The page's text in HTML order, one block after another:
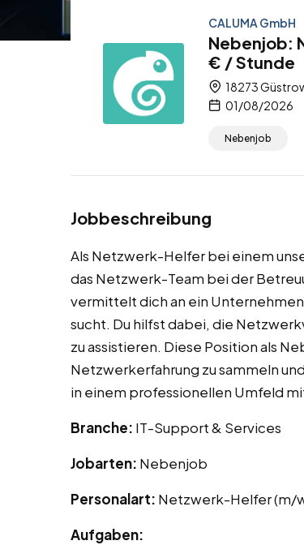
CALUMA GmbH
Nebenjob:
€ / Stunde
18273
01/08/2026
Nebenjob
Jobbeschreibung
Als Netzwerk-Helfer bei einem
das Netzwerk-Team bei der
vermittelt dich an ein
sucht. Du hilfst dabei, die
zu assistieren. Diese Position als
Netzwerkerfahrung zu sammeln
in einem professionellen Umfeld
Branche: IT-Support & Services
Jobarten: Nebenjob
Personalart: Netzwerk-Helfer (m/
Aufgaben: